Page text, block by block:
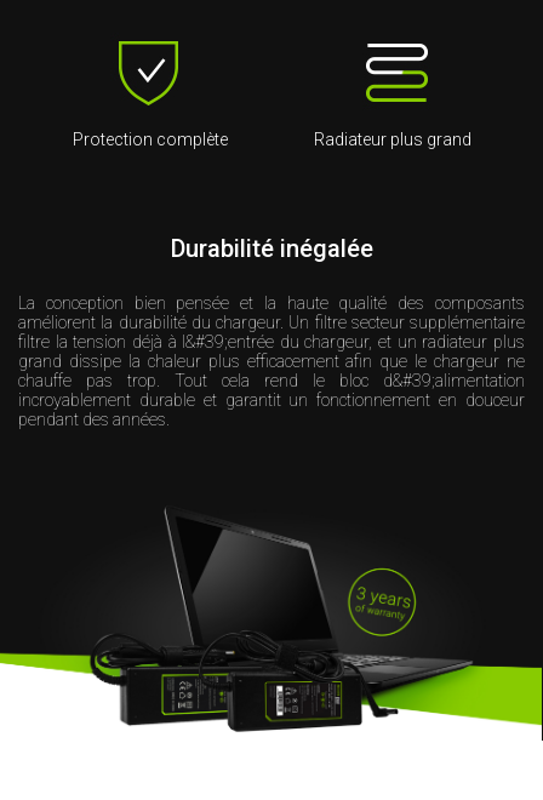
Protection complète Radiateur plus grand
Durabilité inégalée
La conception bien pensée et la haute qualité des composants
améliorent la durabilité du chargeur. Un filtre secteur supplémentaire
filtre la tension déjà à l&#39;entrée du chargeur, et un radiateur plus
grand dissipe la chaleur plus efficacement afin que le chargeur ne
chauffe pas trop. Tout cela rend le bloc d&#39;alimentation
incroyablement durable et garantit un fonctionnement en douceur
pendant des années.